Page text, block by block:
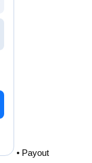
• Payout